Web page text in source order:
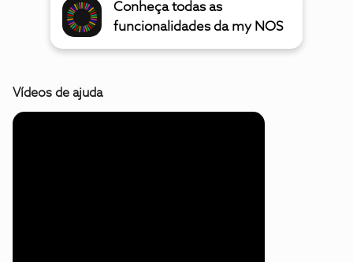
Conheça todas as
funcionalidades da my NOS
Vídeos de ajuda